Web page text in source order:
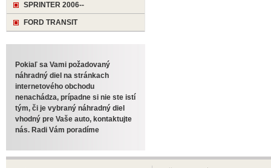
SPRINTER 2006--
FORD TRANSIT
Pokiaľ sa Vami požadovaný
náhradný diel na stránkach
internetového obchodu
nenachádza, prípadne si nie ste istí
tým, či je vybraný náhradný diel
vhodný pre Vaše auto, kontaktujte
nás. Radi Vám poradíme